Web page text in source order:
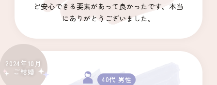
ど安心できる要素があって良かったです。本当
にありがとうございました。
2024年10月
ご結婚
40代 男性